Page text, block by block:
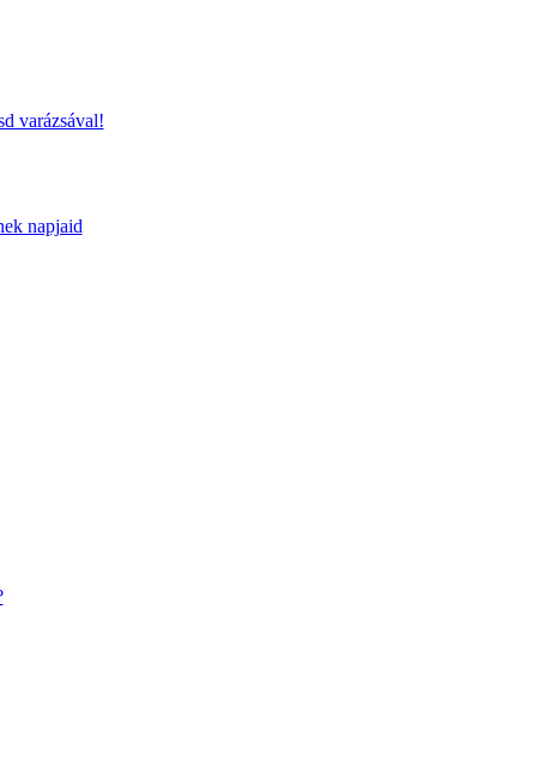
varázsával!
napjaid